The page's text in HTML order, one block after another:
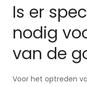
Is er
nodig
van de
Voor het optreden